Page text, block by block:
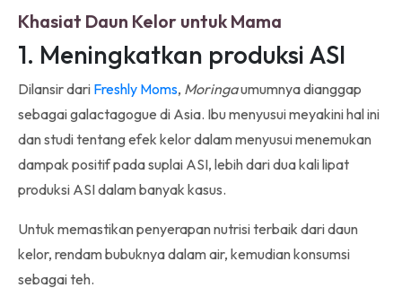
Khasiat Daun Kelor untuk Mama
1. Meningkatkan produksi ASI
Dilansir dari Freshly Moms, Moringaumumnya dianggap
sebagai galactagogue di Asia. Ibu menyusui meyakini hal ini
dan studi tentang efek kelor dalam menyusui menemukan
dampak positif pada suplai ASI, lebih dari dua kali lipat
produksi ASI dalam banyak kasus.
Untuk memastikan penyerapan nutrisi terbaik dari daun
kelor, rendam bubuknya dalam air, kemudian konsumsi
sebagai teh.